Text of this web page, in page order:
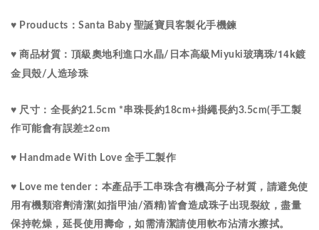
♥ Prouducts：Santa Baby 聖誕寶貝客製化手機鍊
♥ 商品材質： 頂級奧地利進口 水晶/ 日本高級Miyuki玻璃珠/14k鍍
金貝殼/ 人造珍珠
♥ 尺寸： 全長約21.5cm *串珠長約18cm+掛繩長約3.5cm(手工製
作可能會有誤差±2cm
♥ Handmade With Love 全手工製作
♥ Love me tender： 本產品手工串珠含有機高分子材質，請避免使
用有機類溶劑清潔(如指甲油/酒精)皆會造成珠子出現裂紋，盡量
保持乾燥，延長使用壽命，如需清潔請使用軟布沾清水擦拭。